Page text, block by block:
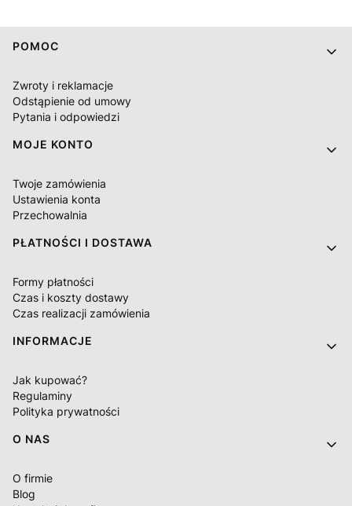
Linki w stopce
POMOC
Zwroty i reklamacje
Odstąpienie od umowy
Pytania i odpowiedzi
MOJE KONTO
Twoje zamówienia
Ustawienia konta
Przechowalnia
PŁATNOŚCI I DOSTAWA
Formy płatności
Czas i koszty dostawy
Czas realizacji zamówienia
INFORMACJE
Jak kupować?
Regulaminy
Polityka prywatności
O NAS
O firmie
Blog